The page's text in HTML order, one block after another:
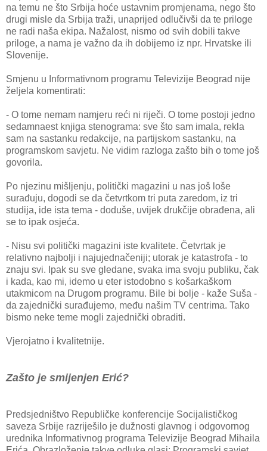
na temu ne što Srbija hoće ustavnim promjenama, nego što
drugi misle da Srbija traži, unaprijed odlučivši da te priloge
ne radi naša ekipa. Nažalost, nismo od svih dobili takve
priloge, a nama je važno da ih dobijemo iz npr. Hrvatske ili
Slovenije.
Smjenu u Informativnom programu Televizije Beograd nije
željela komentirati:
- O tome nemam namjeru reći ni riječi. O tome postoji jedno
sedamnaest knjiga stenograma: sve što sam imala, rekla
sam na sastanku redakcije, na partijskom sastanku, na
programskom savjetu. Ne vidim razloga zašto bih o tome još
govorila.
Po njezinu mišljenju, politički magazini u nas još loše
surađuju, dogodi se da četvrtkom tri puta zaredom, iz tri
studija, ide ista tema - doduše, uvijek drukčije obrađena, ali
se to ipak osjeća.
- Nisu svi politički magazini iste kvalitete. Četvrtak je
relativno najbolji i najujednačeniji; utorak je katastrofa - to
znaju svi. Ipak su sve gledane, svaka ima svoju publiku, čak
i kada, kao mi, idemo u eter istodobno s košarkaškom
utakmicom na Drugom programu. Bile bi bolje - kaže Suša -
da zajednički surađujemo, među našim TV centrima. Tako
bismo neke teme mogli zajednički obraditi.
Vjerojatno i kvalitetnije.
Zašto je smijenjen Erić?
Predsjedništvo Republičke konferencije Socijalističkog
saveza Srbije razriješilo je dužnosti glavnog i odgovornog
urednika Informativnog programa Televizije Beograd Mihaila